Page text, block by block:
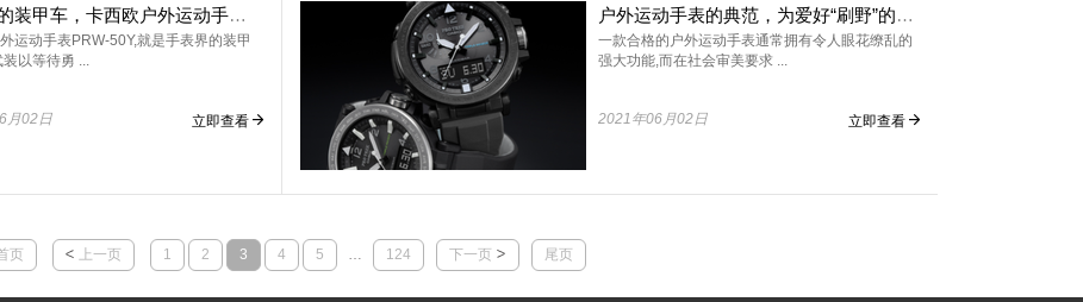
手表界的装甲车，卡西欧户外运动手表PRW-50Y
运动手表PRW-50Y,就是手表界的装甲
以等待勇 ...
月02日 立即查看
户外运动手表的典范，为爱好“刷野”的你保驾护航
一款合格的户外运动手表通常拥有令人眼花缭乱的
强大功能,而在社会审美要求 ...
2021年06月02日 立即查看
页 上一页 1 2 3 4 5 … 124 下一页 尾页